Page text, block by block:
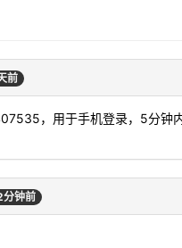
前
，用于手机登录，5分
钟前